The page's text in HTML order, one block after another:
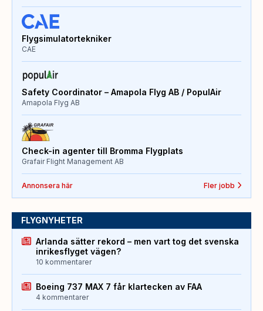
Flygsimulatortekniker
CAE
Safety Coordinator – Amapola Flyg AB / PopulAir
Amapola Flyg AB
Check-in agenter till Bromma Flygplats
Grafair Flight Management AB
Annonsera här Fler jobb
FLYGNYHETER
Arlanda sätter rekord – men vart tog det svenska
inrikesflyget vägen?
10 kommentarer
Boeing 737 MAX 7 får klartecken av FAA
4 kommentarer